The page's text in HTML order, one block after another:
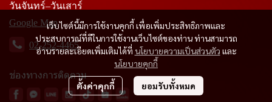
เว็บไซต์นี้มีการใช้งานคุกกี้ เพื่อเพิ่มประสิทธิภาพและ
ประสบการณ์ที่ดีในการใช้งานเว็บไซต์ของท่าน ท่านสามารถ
อ่านรายละเอียดเพิ่มเติมได้ที่ นโยบายความเป็นส่วนตัว และ
นโยบายคุกกี้
ตั้งค่าคุกกี้ ยอมรับทั้งหมด
วันจันทร์–วันเสาร์
Google Map
02-252-4465
ช่องทางการติดตาม